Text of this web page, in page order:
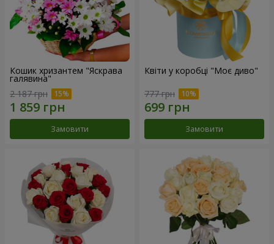
Кошик хризантем "Яскрава
галявина"
2 187 грн
Замовити
Квіти у коробці "Моє диво"
777 грн
Замовити